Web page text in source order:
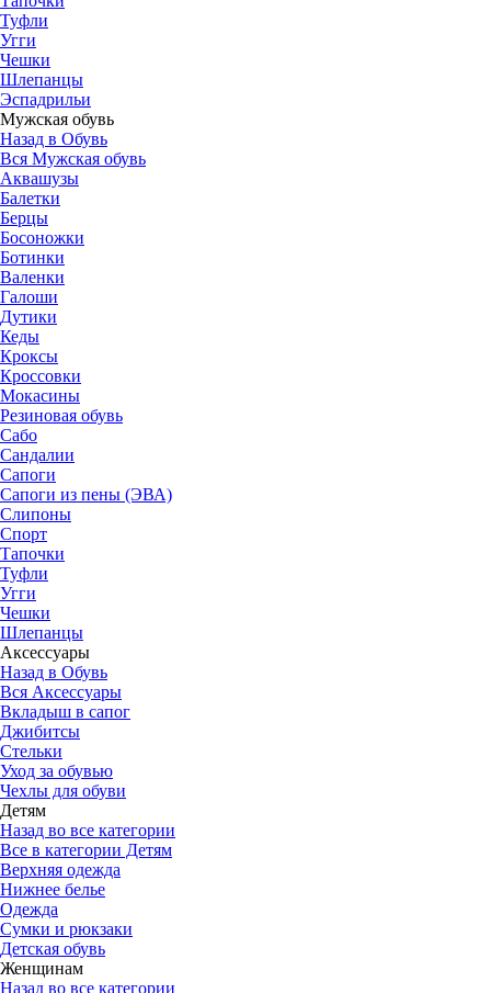
Туфли
Угги
Чешки
Шлепанцы
Эспадрильи
Мужская обувь
Назад в Обувь
Вся Мужская обувь
Аквашузы
Балетки
Берцы
Босоножки
Ботинки
Валенки
Галоши
Дутики
Кеды
Кроксы
Кроссовки
Мокасины
Резиновая обувь
Сабо
Сандалии
Сапоги
Сапоги из пены (ЭВА)
Слипоны
Спорт
Тапочки
Туфли
Угги
Чешки
Шлепанцы
Аксессуары
Назад в Обувь
Вся Аксессуары
Вкладыш в сапог
Джибитсы
Стельки
Уход за обувью
Чехлы для обуви
Детям
Назад во все категории
Все в категории Детям
Верхняя одежда
Нижнее белье
Одежда
Сумки и рюкзаки
Детская обувь
Женщинам
Назад во все категории